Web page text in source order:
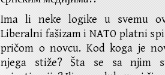
Ima li neke logike u svemu
Liberalni fašizam i NATO platni
pričom o novcu. Kod koga je
njega stiže? Šta se sa njim